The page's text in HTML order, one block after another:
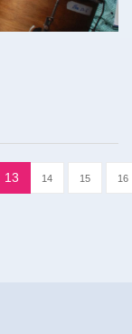
13 14 15 16